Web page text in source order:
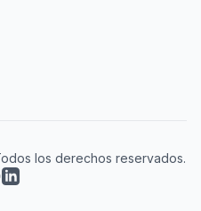
los derechos reservados.